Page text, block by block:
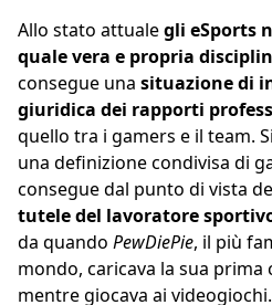
Allo stato attualegli eSports
quale vera e propria
consegue una situazione di
giuridica dei rapporti
quello tra i gamers e il team.
una definizione condivisa di
consegue dal punto di vista
tutele del lavoratore
da quando PewDiePie, il più
mondo, caricava la sua prima
mentre giocava ai videogiochi.